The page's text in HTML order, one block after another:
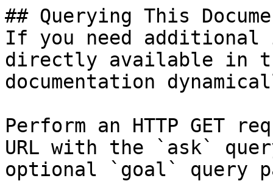
## Querying This
If you need
directly available in
documentation
Perform an HTTP GET
URL with the `ask`
optional `goal` query